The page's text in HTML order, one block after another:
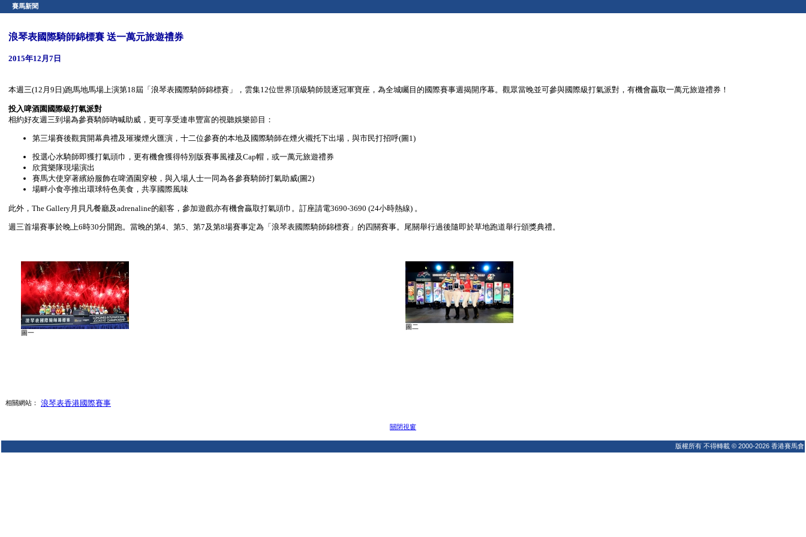
賽馬新聞
浪琴表國際騎師錦標賽 送一萬元旅遊禮券
2015年12月7日
本週三(12月9日)跑馬地馬場上演第18屆「浪琴表國際騎師錦標賽」，雲集12位世界頂級騎師競逐冠軍寶座，為全城矚目的國際賽事週揭開序幕。觀眾當晚並可參與國際級打氣派對，有機會贏取一萬元旅遊禮券！
投入啤酒園國際級打氣派對
相約好友週三到場為參賽騎師吶喊助威，更可享受連串豐富的視聽娛樂節目：
第三場賽後觀賞開幕典禮及璀璨煙火匯演，十二位參賽的本地及國際騎師在煙火襯托下出場，與市民打招呼(圖1)
投選心水騎師即獲打氣頭巾，更有機會獲得特別版賽事風褸及Cap帽，或一萬元旅遊禮券
欣賞樂隊現場演出
賽馬大使穿著繽紛服飾在啤酒園穿梭，與入場人士一同為各參賽騎師打氣助威(圖2)
場畔小食亭推出環球特色美食，共享國際風味
此外，The Gallery月貝凡餐廳及adrenaline的顧客，參加遊戲亦有機會贏取打氣頭巾。訂座請電3690-3690 (24小時熱線) 。
週三首場賽事於晚上6時30分開跑。當晚的第4、第5、第7及第8場賽事定為「浪琴表國際騎師錦標賽」的四關賽事。尾關舉行過後隨即於草地跑道舉行頒獎典禮。
圖一
圖二
相關網站： 浪琴表香港國際賽事
關閉視窗
版權所有 不得轉載 © 2000-2026 香港賽馬會